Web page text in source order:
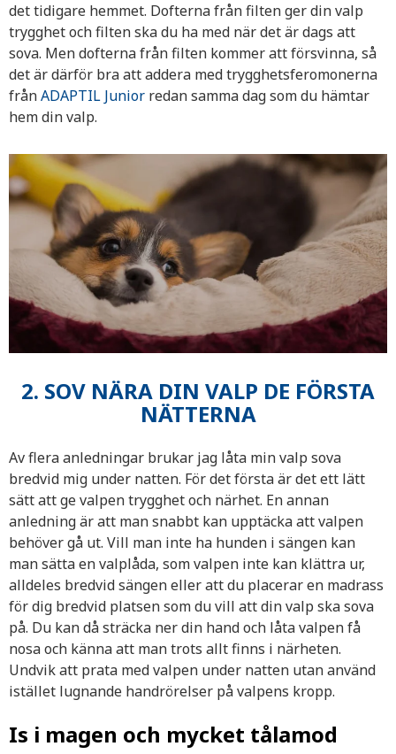
det tidigare hemmet. Dofterna från filten ger din valp
trygghet och filten ska du ha med när det är dags att
sova. Men dofterna från filten kommer att försvinna, så
det är därför bra att addera med trygghetsferomonerna
frånADAPTIL Junior redan samma dag som du hämtar
hem din valp.
2. SOV NÄRA DIN VALP DE FÖRSTA
NÄTTERNA
Av flera anledningar brukar jag låta min valp sova
bredvid mig under natten. För det första är det ett lätt
sätt att ge valpen trygghet och närhet. En annan
anledning är att man snabbt kan upptäcka att valpen
behöver gå ut. Vill man inte ha hunden i sängen kan
man sätta en valplåda, som valpen inte kan klättra ur,
alldeles bredvid sängen eller att du placerar en madrass
för dig bredvid platsen som du vill att din valp ska sova
på. Du kan då sträcka ner din hand och låta valpen få
nosa och känna att man trots allt finns i närheten.
Undvik att prata med valpen under natten utan använd
istället lugnande handrörelser på valpens kropp.
Is i magen och mycket tålamod